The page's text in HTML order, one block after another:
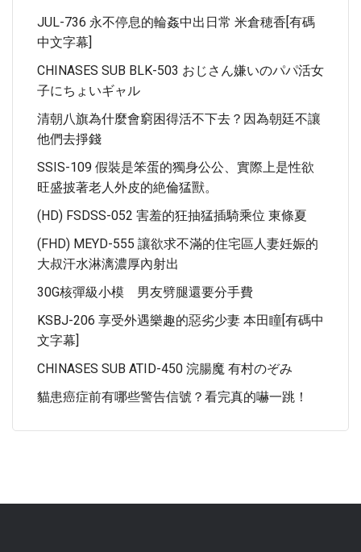
JUL-736 永不停息的輪姦中出日常 米倉穂香[有碼
中文字幕]
CHINASES SUB BLK-503 おじさん嫌いのパパ活女
子にちょいギャル
清朝八旗為什麼會窮困得活不下去？因為朝廷不讓
他們去掙錢
SSIS-109 假裝是笨蛋的獨身公公、實際上是性欲
旺盛披著老人外皮的絶倫猛獸。
(HD) FSDSS-052 害羞的狂抽猛插騎乘位 東條夏
(FHD) MEYD-555 讓欲求不滿的住宅區人妻妊娠的
大叔汗水淋漓濃厚內射出
30G核彈級小模 男友劈腿還要分手費
KSBJ-206 享受外遇樂趣的惡劣少妻 本田瞳[有碼中
文字幕]
CHINASES SUB ATID-450 浣腸魔 有村のぞみ
貓患癌症前有哪些警告信號？看完真的嚇一跳！